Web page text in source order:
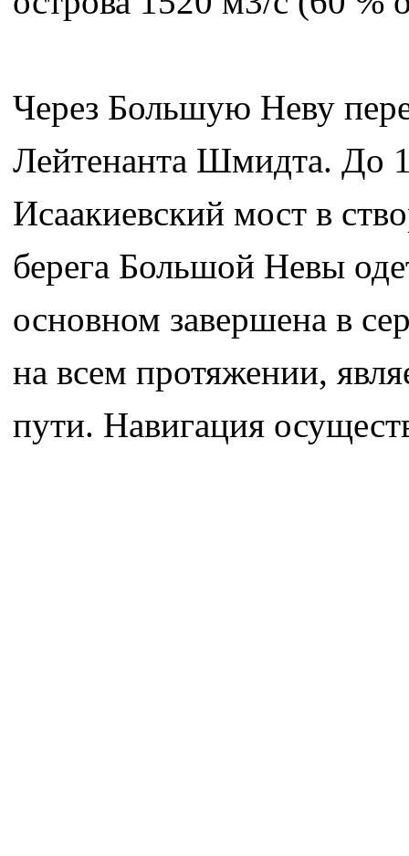
Через Большую Неву
Лейтенанта Шмидта. До
Исаакиевский мост в
берега Большой Невы
основном завершена в
на всем протяжении,
пути. Навигация